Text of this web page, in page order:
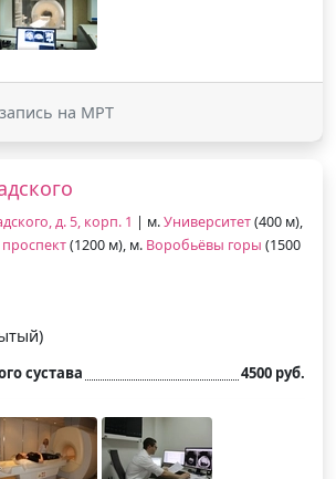
на МРТ
д. 5, корп. 1 | м.Университет(400 м),
(1200 м), м. Воробьёвы горы (1500
сустава 4500 руб.